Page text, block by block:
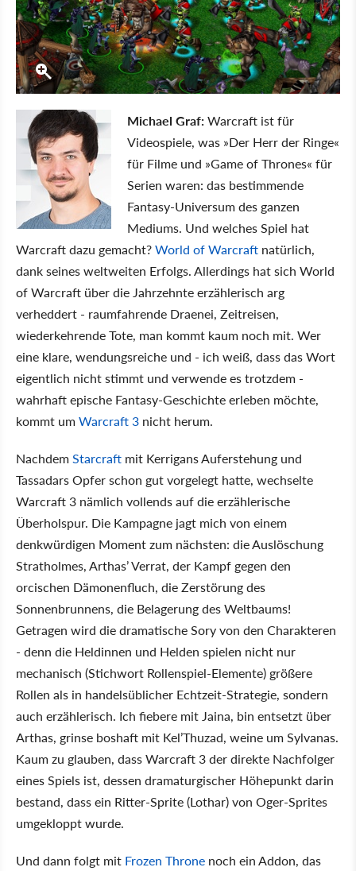
Michael Graf:Warcraft ist für
Videospiele, was »Der Herr der Ringe«
für Filme und »Game of Thrones« für
Serien waren: das bestimmende
Fantasy-Universum des ganzen
Mediums. Und welches Spiel hat
Warcraft dazu gemacht?World of Warcraft natürlich,
dank seines weltweiten Erfolgs. Allerdings hat sich World
of Warcraft über die Jahrzehnte erzählerisch arg
verheddert - raumfahrende Draenei, Zeitreisen,
wiederkehrende Tote, man kommt kaum noch mit. Wer
eine klare, wendungsreiche und - ich weiß, dass das Wort
eigentlich nicht stimmt und verwende es trotzdem -
wahrhaft epische Fantasy-Geschichte erleben möchte,
kommt umWarcraft 3 nicht herum.
NachdemStarcraft mit Kerrigans Auferstehung und
Tassadars Opfer schon gut vorgelegt hatte, wechselte
Warcraft 3 nämlich vollends auf die erzählerische
Überholspur. Die Kampagne jagt mich von einem
denkwürdigen Moment zum nächsten: die Auslöschung
Stratholmes, Arthas’ Verrat, der Kampf gegen den
orcischen Dämonenfluch, die Zerstörung des
Sonnenbrunnens, die Belagerung des Weltbaums!
Getragen wird die dramatische Sory von den Charakteren
- denn die Heldinnen und Helden spielen nicht nur
mechanisch (Stichwort Rollenspiel-Elemente) größere
Rollen als in handelsüblicher Echtzeit-Strategie, sondern
auch erzählerisch. Ich fiebere mit Jaina, bin entsetzt über
Arthas, grinse boshaft mit Kel’Thuzad, weine um Sylvanas.
Kaum zu glauben, dass Warcraft 3 der direkte Nachfolger
eines Spiels ist, dessen dramaturgischer Höhepunkt darin
bestand, dass ein Ritter-Sprite (Lothar) von Oger-Sprites
umgekloppt wurde.
Und dann folgt mit Frozen Throne noch ein Addon, das